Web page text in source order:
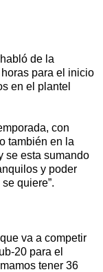
de la
para el inicio
en el plantel
con
también en la
se esta sumando
y poder
quiere”.
va a competir
20 para el
tener 36